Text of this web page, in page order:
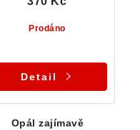
Prodáno
Detail
Opál zajímavě